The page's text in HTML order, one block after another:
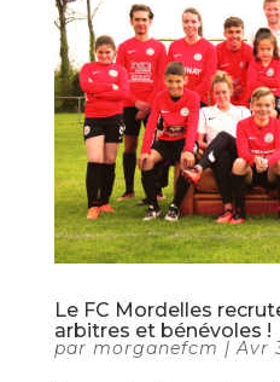
Le FC Mordelles
arbitres et bénévoles !
par morganefcm |Avr